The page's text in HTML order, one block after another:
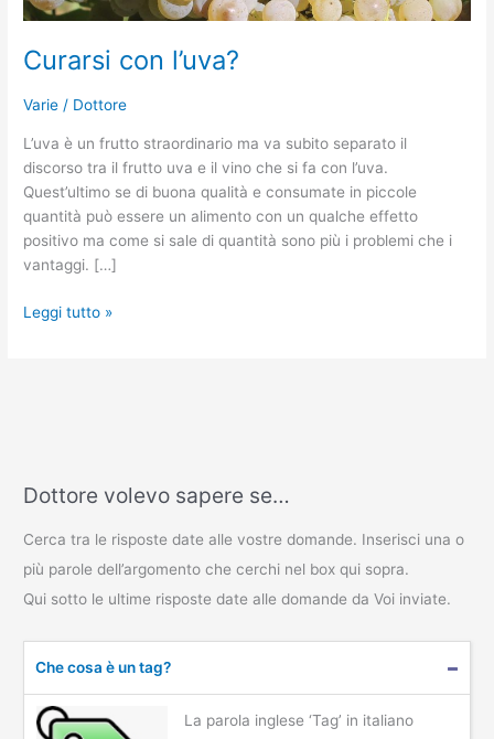
Curarsi con l’uva?
Varie / Dottore
L’uva è un frutto straordinario ma va subito separato il
discorso tra il frutto uva e il vino che si fa con l’uva.
Quest’ultimo se di buona qualità e consumate in piccole
quantità può essere un alimento con un qualche effetto
positivo ma come si sale di quantità sono più i problemi che i
vantaggi. […]
Leggi tutto »
Dottore volevo sapere se…
Cerca tra le risposte date alle vostre domande. Inserisci una o
più parole dell’argomento che cerchi nel box qui sopra.
Qui sotto le ultime risposte date alle domande da Voi inviate.
Che cosa è un tag?
La parola inglese ‘Tag’ in italiano